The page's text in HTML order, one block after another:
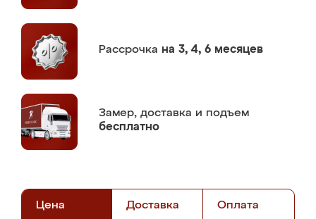
Рассрочка на 3, 4, 6 месяцев
Замер, доставка и подъем
бесплатно
Цена Доставка Оплата